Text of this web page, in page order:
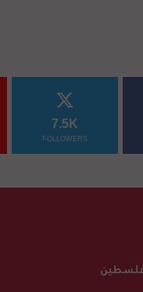
7.5K
FOLLOWERS